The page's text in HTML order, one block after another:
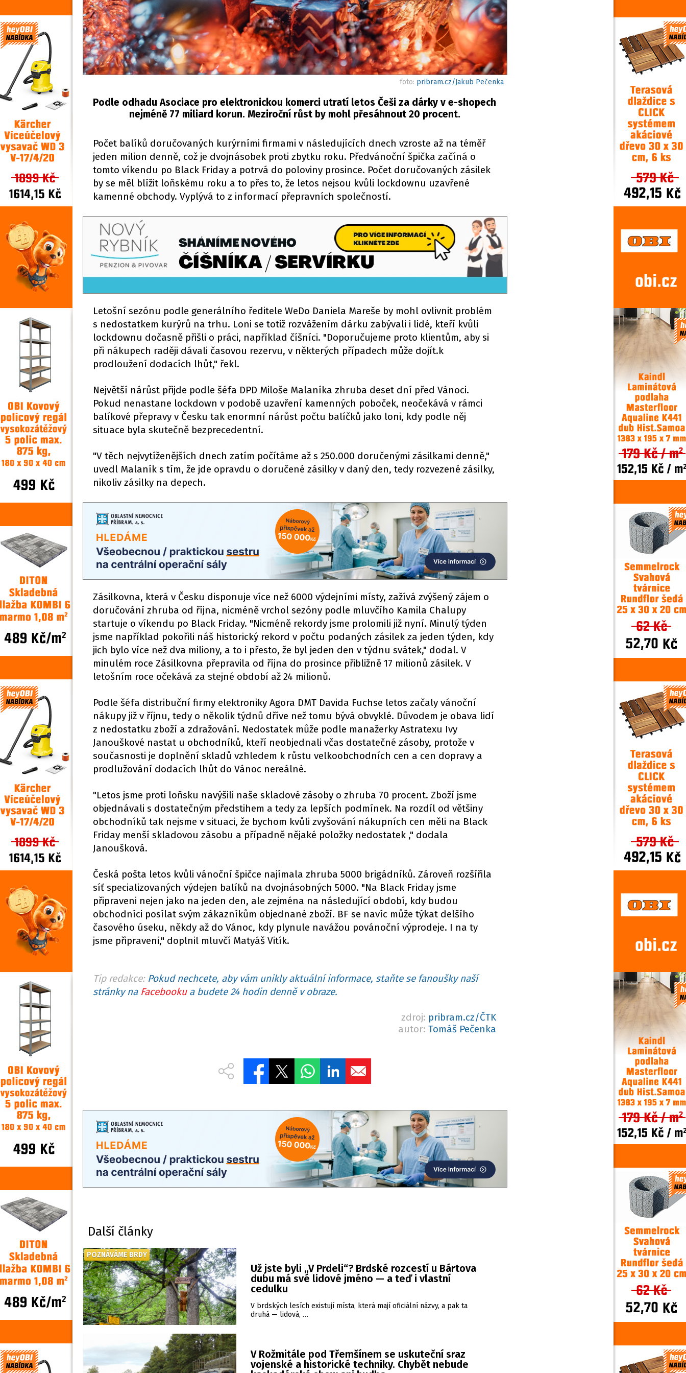
foto: pribram.cz/Jakub Pečenka
Podle odhadu Asociace pro elektronickou komerci utratí letos Češi za dárky v e-shopech
nejméně 77 miliard korun. Meziroční růst by mohl přesáhnout 20 procent.
Počet balíků doručovaných kurýrními firmami v následujících dnech vzroste až na téměř
jeden milion denně, což je dvojnásobek proti zbytku roku. Předvánoční špička začíná o
tomto víkendu po Black Friday a potrvá do poloviny prosince. Počet doručovaných zásilek
by se měl blížit loňskému roku a to přes to, že letos nejsou kvůli lockdownu uzavřené
kamenné obchody. Vyplývá to z informací přepravních společností.
Letošní sezónu podle generálního ředitele WeDo Daniela Mareše by mohl ovlivnit problém
s nedostatkem kurýrů na trhu. Loni se totiž rozvážením dárku zabývali i lidé, kteří kvůli
lockdownu dočasně přišli o práci, například číšníci. "Doporučujeme proto klientům, aby si
při nákupech raději dávali časovou rezervu, v některých případech může dojít.k
prodloužení dodacích lhůt," řekl.
Největší nárůst přijde podle šéfa DPD Miloše Malaníka zhruba deset dní před Vánoci.
Pokud nenastane lockdown v podobě uzavření kamenných poboček, neočekává v rámci
balíkové přepravy v Česku tak enormní nárůst počtu balíčků jako loni, kdy podle něj
situace byla skutečně bezprecedentní.
"V těch nejvytíženějších dnech zatím počítáme až s 250.000 doručenými zásilkami denně,"
uvedl Malaník s tím, že jde opravdu o doručené zásilky v daný den, tedy rozvezené zásilky,
nikoliv zásilky na depech.
Zásilkovna, která v Česku disponuje více než 6000 výdejními místy, zažívá zvýšený zájem o
doručování zhruba od října, nicméně vrchol sezóny podle mluvčího Kamila Chalupy
startuje o víkendu po Black Friday. "Nicméně rekordy jsme prolomili již nyní. Minulý týden
jsme například pokořili náš historický rekord v počtu podaných zásilek za jeden týden, kdy
jich bylo více než dva miliony, a to i přesto, že byl jeden den v týdnu svátek," dodal. V
minulém roce Zásilkovna přepravila od října do prosince přibližně 17 milionů zásilek. V
letošním roce očekává za stejné období až 24 milionů.
Podle šéfa distribuční firmy elektroniky Agora DMT Davida Fuchse letos začaly vánoční
nákupy již v říjnu, tedy o několik týdnů dříve než tomu bývá obvyklé. Důvodem je obava lidí
z nedostatku zboží a zdražování. Nedostatek může podle manažerky Astratexu Ivy
Janouškové nastat u obchodníků, kteří neobjednali včas dostatečné zásoby, protože v
současnosti je doplnění skladů vzhledem k růstu velkoobchodních cen a cen dopravy a
prodlužování dodacích lhůt do Vánoc nereálné.
"Letos jsme proti loňsku navýšili naše skladové zásoby o zhruba 70 procent. Zboží jsme
objednávali s dostatečným předstihem a tedy za lepších podmínek. Na rozdíl od většiny
obchodníků tak nejsme v situaci, že bychom kvůli zvyšování nákupních cen měli na Black
Friday menší skladovou zásobu a případně nějaké položky nedostatek ," dodala
Janoušková.
Česká pošta letos kvůli vánoční špičce najímala zhruba 5000 brigádníků. Zároveň rozšířila
síť specializovaných výdejen balíků na dvojnásobných 5000. "Na Black Friday jsme
připraveni nejen jako na jeden den, ale zejména na následující období, kdy budou
obchodníci posílat svým zákazníkům objednané zboží. BF se navíc může týkat delšího
časového úseku, někdy až do Vánoc, kdy plynule navážou povánoční výprodeje. I na ty
jsme připraveni," doplnil mluvčí Matyáš Vitík.
Tip redakce: Pokud nechcete, aby vám unikly aktuální informace, staňte se fanoušky naší
stránky na Facebookua budete 24 hodin denně v obraze.
zdroj: pribram.cz/ČTK
autor: Tomáš Pečenka
Další články
Už jste byli „V Prdeli“? Brdské rozcestí u Bártova
dubu má své lidové jméno — a teď i vlastní
cedulku
V brdských lesích existují místa, která mají oficiální názvy, a pak ta
druhá — lidová, …
POZNÁVÁME BRDY
V Rožmitále pod Třemšínem se uskuteční sraz
vojenské a historické techniky. Chybět nebude